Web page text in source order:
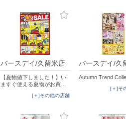
バースデイ/久留米店
【夏物値下しました！】い
ますぐ使える夏物がお買…
[＋]その他の店舗
バースデイ/久
Autumn Trend
[＋]そ